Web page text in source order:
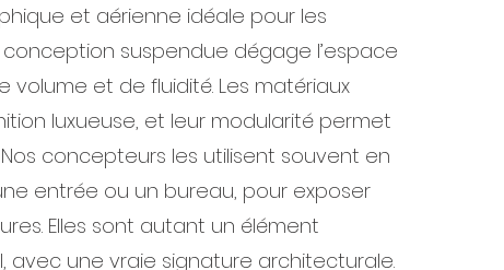
et aérienne idéale pour les
suspendue dégage l’espace
et de fluidité. Les matériaux
luxueuse, et leur modularité permet
concepteurs les utilisent souvent en
entrée ou un bureau, pour exposer
Elles sont autant un élément
avec une vraie signature architecturale.